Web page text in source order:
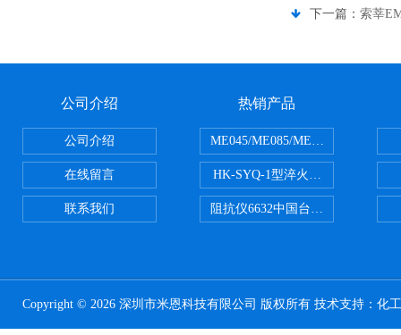
下一篇： 索莘
公司介绍
公司介绍
在线留言
联系我们
热销产品
ME045/ME085/ME150ME系列
HK-SYQ-1型淬火介质冷却性能测
阻抗仪6632中国台湾益和
Copyright © 2026 深圳市米恩科技有限公司 版权所有 技术支持： 化